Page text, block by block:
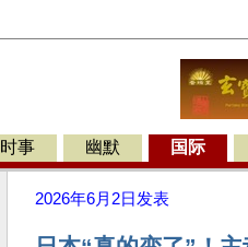
时事 幽默 国际
2026年6月2日 发表